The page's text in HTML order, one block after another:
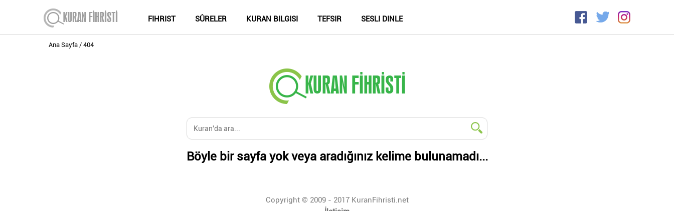
FIHRIST SÛRELER KURAN BILGISI TEFSIR SESLI DINLE
Ana Sayfa 404
Böyle bir sayfa yok veya aradığınız kelime bulunamadı...
Copyright © 2009 - 2017 KuranFihristi.net